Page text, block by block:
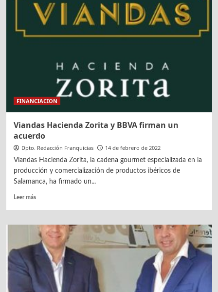
FINANCIACION
Viandas Hacienda Zorita y BBVA firman un
acuerdo
Dpto. Redacción Franquicias 14 de febrero de 2022
Viandas Hacienda Zorita, la cadena gourmet especializada en la
producción y comercialización de productos ibéricos de
Salamanca, ha firmado un...
Leer másLeer
Viandas
Hacienda
Zorita
BBVA
acuerdo